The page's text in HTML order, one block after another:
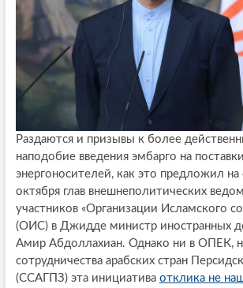
Раздаются и призывы к более
наподобие введения эмбарго на
энергоносителей, как это предложил
октября глав внешнеполитических
участников «Организации Исламского
(ОИС) в Джидде министр иностранных
Амир Абдоллахиан. Однако ни в ОПЕК,
сотрудничества арабских стран
(ССАГПЗ) эта инициатива отклика не